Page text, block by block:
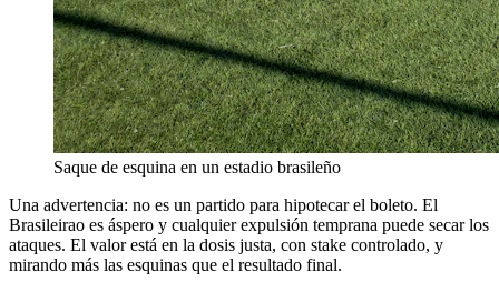
Saque de esquina en un estadio brasileño
Una advertencia: no es un partido para hipotecar el boleto. El
Brasileirao es áspero y cualquier expulsión temprana puede secar los
ataques. El valor está en la dosis justa, con stake controlado, y
mirando más las esquinas que el resultado final.